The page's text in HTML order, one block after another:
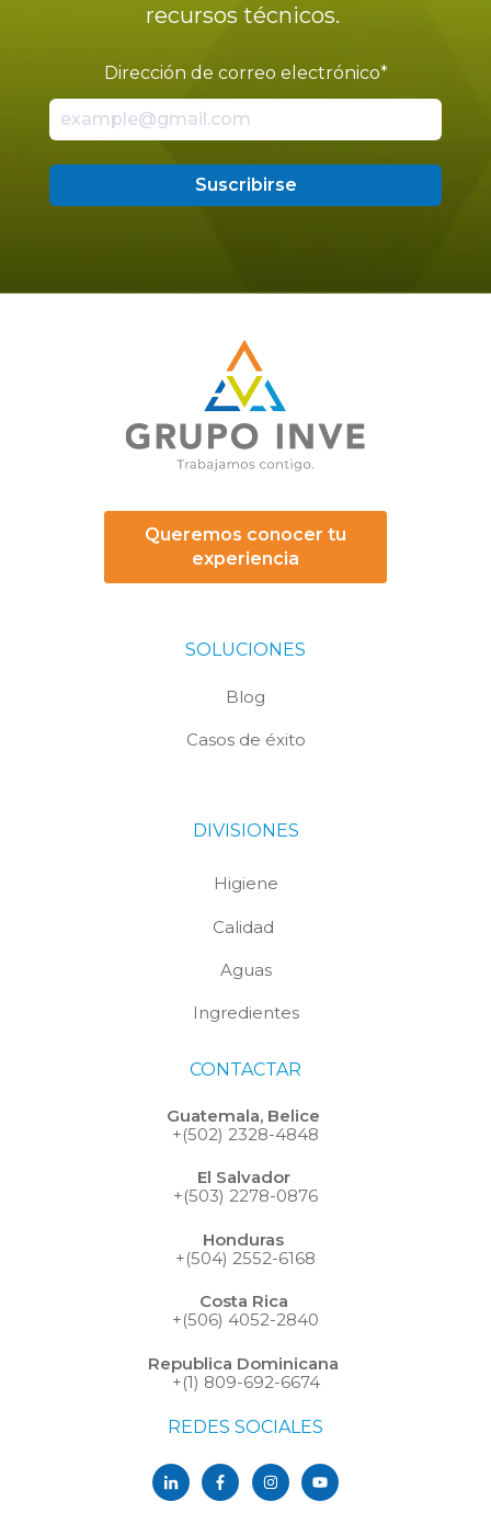
recursos técnicos.
Dirección de correo electrónico*
Queremos conocer tu
experiencia
SOLUCIONES
Blog
Casos de éxito
DIVISIONES
Higiene
Calidad
Aguas
Ingredientes
CONTACTAR
Guatemala, Belice
+(502) 2328-4848
El Salvador
+(503) 2278-0876
Honduras
+(504) 2552-6168
Costa Rica
+(506) 4052-2840
Republica Dominicana
+(1) 809-692-6674
REDES SOCIALES